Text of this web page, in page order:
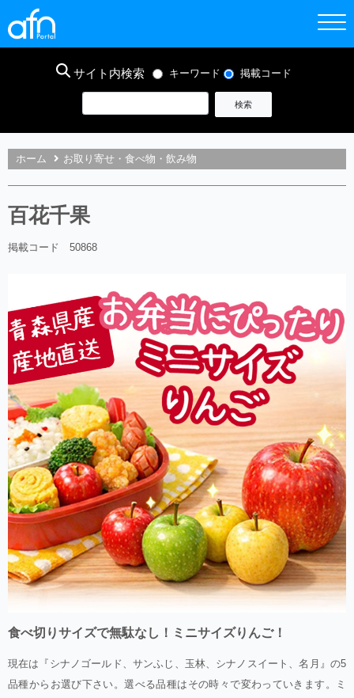
サイト内検索 キーワード 掲載コード
ホーム お取り寄せ・食べ物・飲み物
百花千果
掲載コード 50868
食べ切りサイズで無駄なし！ミニサイズりんご！
現在は『シナノゴールド、サンふじ、玉林、シナノスイート、名月』の5
品種からお選び下さい。選べる品種はその時々で変わっていきます。ミ